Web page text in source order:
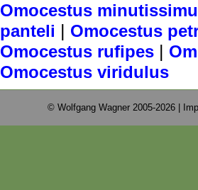
Omocestus
panteli | Omocestus
Omocestus rufipes |
Omocestus viridulus
© Wolfgang Wagner 2005-2026 |